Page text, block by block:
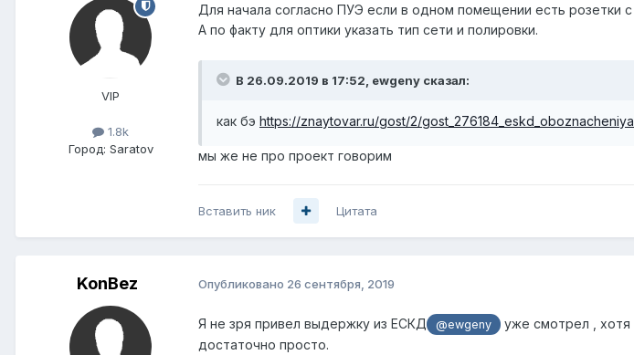
VIP
1.8k
Город: Saratov
Для начала согласно ПУЭ если в одном помещении есть розетки
А по факту для оптики указать тип сети и полировки.
В 26.09.2019 в 17:52, ewgeny сказал:
как бэ https://znaytovar.ru/gost/2/
мы же не про проект говорим
Вставить ник Цитата
KonBez Опубликовано 26 сентября, 2019
Я не зря привел выдержку из ЕСКД @ewgeny уже смотрел , хотя
достаточно просто.